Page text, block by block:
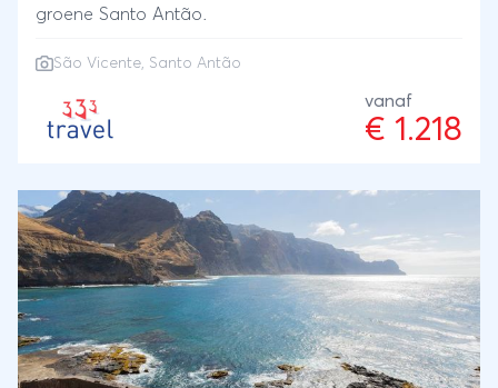
groene Santo Antão.
São Vicente, Santo Antão
vanaf
€ 1.218